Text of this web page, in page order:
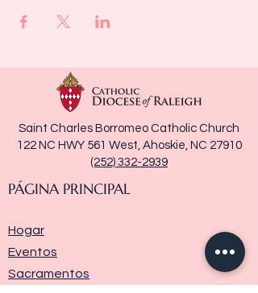
Saint Charles Borromeo Catholic Church
122 NC HWY 561 West, Ahoskie, NC 27910
(252) 332-2939
PÁGINA PRINCIPAL
Hogar
Eventos
Sacramentos